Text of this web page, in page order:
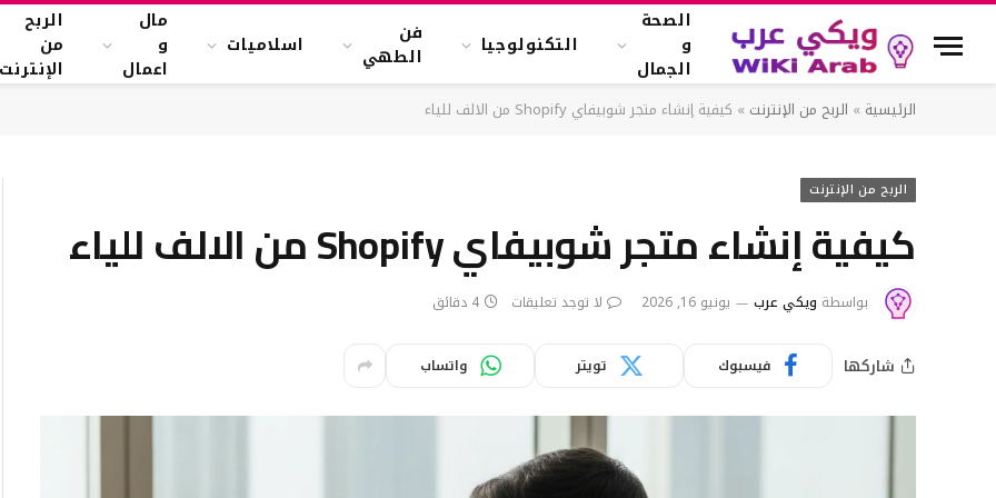
الصحة
و
الجمال
التكنولوجيا
فن
الطهي
اسلاميات
مال
و
اعمال
الربح
من
الإنترنت
الرئيسية » الربح من الإنترنت » كيفية إنشاء متجر شوبيفاي Shopify من الالف للياء
الربح من الإنترنت
كيفية إنشاء متجر شوبيفاي Shopify من الالف للياء
بواسطة ويكي عرب يونيو 16, 2026 لا توجد تعليقات 4 دقائق
شاركها فيسبوك تويتر واتساب